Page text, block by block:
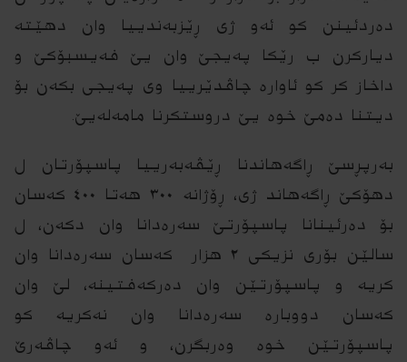
دەردئینن کو ئەو ژی ڕێزبەندییا وان دھێتە
دیارکرن ب رێکا پەیجێ وان یێ فەیسبۆکێ و
داخاز کر کو ئاوارە چاڤدێرییا وی پەیجی بکەن بۆ
دیتنا دەمێ خوه‌ یێ دروستکرنا مامەلەیێ.
بەرپڕسێ ڕاگەهاندنا ڕێڤەبەرییا پاسپۆرتان ل
دھۆکێ ڕاگەھاند ژی، ڕۆژانە ۳۰۰ ھەتا ٤۰۰ کەسان
بۆ دەرئینانا پاسپۆرتێ سەرەدانا وان دکەن، ل
سالێن بۆرى نزیكى ۲ ھزار کەسان سەرەدانا وان
کریە و پاسپۆرتێن وان دەرکەفتینە، لێ وان
کەسان دووبارە سەرەدانا وان نەکریە کو
پاسپۆرتێن خوه‌ وەربگرن، و ئەو چاڤەرێ